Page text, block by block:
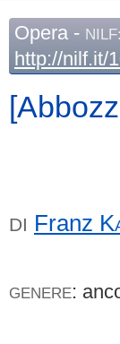
Opera - NILF:
http://nilf.it/
DI Franz
GENERE: